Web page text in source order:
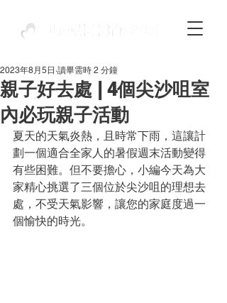
親子好去處 | 4個尖沙咀室
內必玩親子活動
2023年8月5日 讀畢需時 2 分鐘
夏天的天氣炎熱，且時常下雨，這讓計
劃一個適合全家人的暑假週末活動變得
有些困難。但不要擔心，小編今天為大
家精心挑選了三個位於尖沙咀的理想去
處，不受天氣影響，讓您的家庭度過一
個愉快的時光。